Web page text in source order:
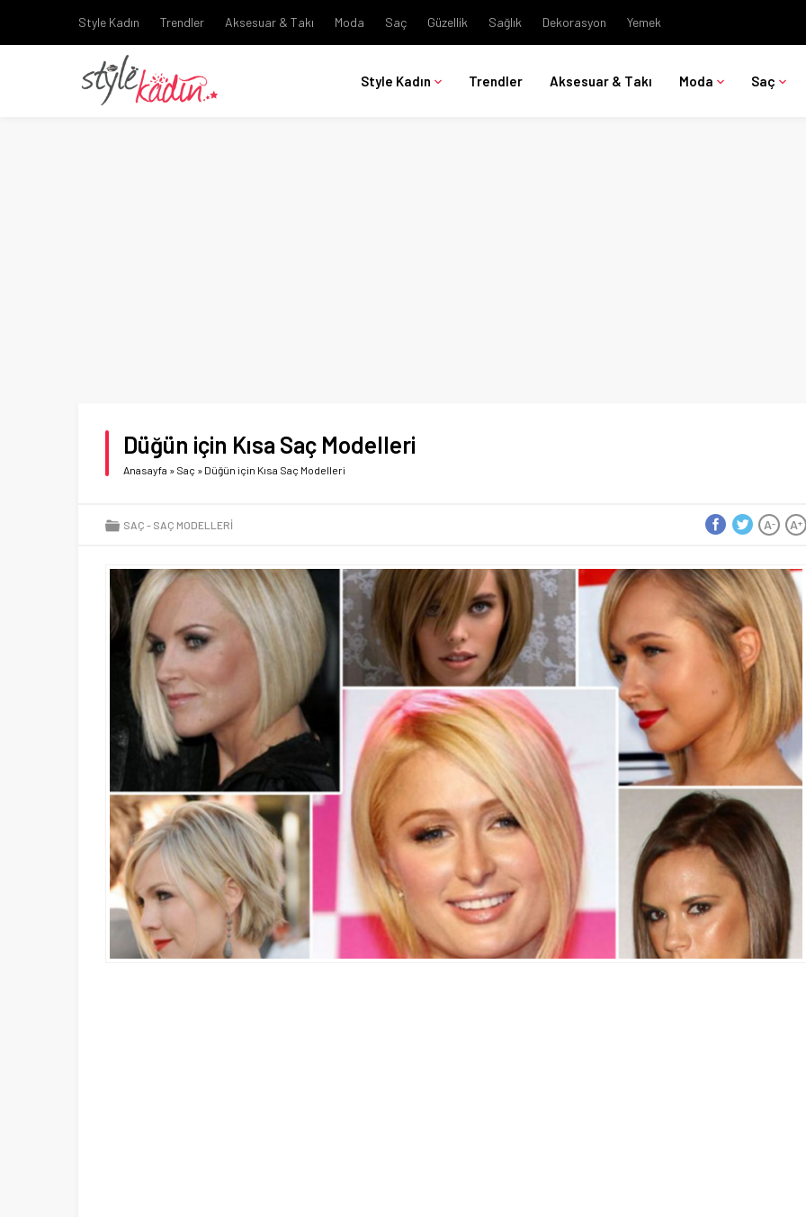
Style Kadın Trendler Aksesuar & Takı Moda Saç Güzellik Sağlık Dekorasyon Yemek
Style Kadın Trendler Aksesuar & Takı Moda Saç
Düğün için Kısa Saç Modelleri
Anasayfa » Saç » Düğün için Kısa Saç Modelleri
SAÇ SAÇ MODELLERI A+
A-